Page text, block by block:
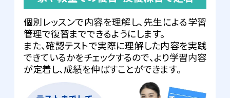
個別レッスンで内容を理解し、先生による学習
管理で復習までできるようにします。
また、確認テストで実際に理解した内容を実践
できているかをチェックするので、より学習内容
が定着し、成績を伸ばすことができます。